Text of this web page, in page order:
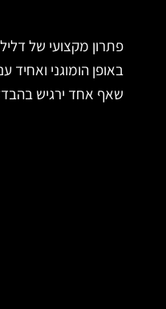
פתרון מקצועי של
באופן הומוגני
שאף אחד ירגיש